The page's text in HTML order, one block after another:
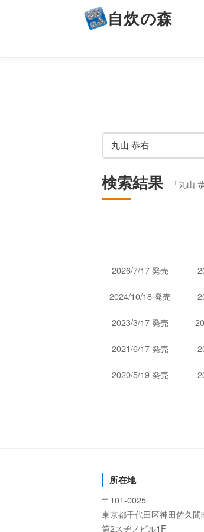
自炊の森
検索結果 「丸山
2026/7/17 発売
2024/10/18 発売
2023/3/17 発売
2021/6/17 発売
2020/5/19 発売
所在地
〒101-0025
東京都千代田区神田佐久
第2スヂノビル1F